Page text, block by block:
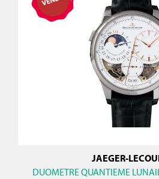
JAEGER-
DUOMETRE QUANTIEME